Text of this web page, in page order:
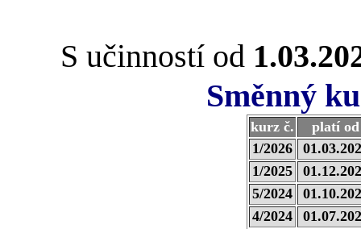
S učinností od
Směnný
kurz č.
platí od
1/2026
1/2025
5/2024
4/2024